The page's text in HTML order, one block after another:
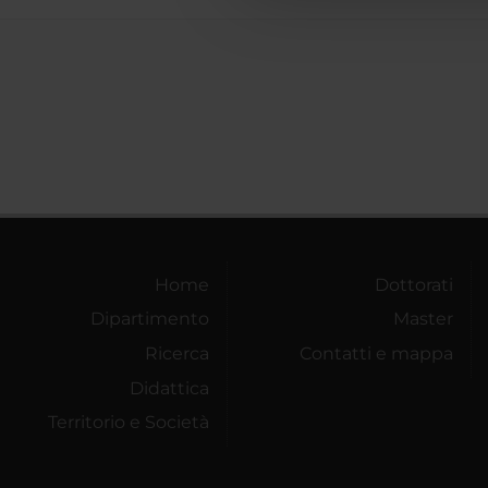
Home
Dipartimento
Ricerca
Didattica
Territorio e Società
Dottorati
Master
Contatti e mappa